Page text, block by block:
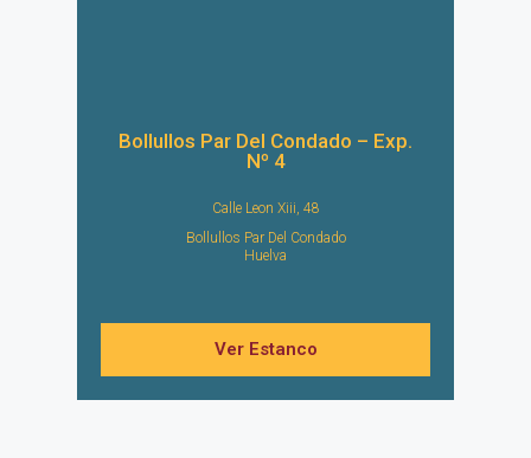
Bollullos Par Del Condado – Exp.
Nº 4
Calle Leon Xiii, 48
Bollullos Par Del Condado
Huelva
Ver Estanco